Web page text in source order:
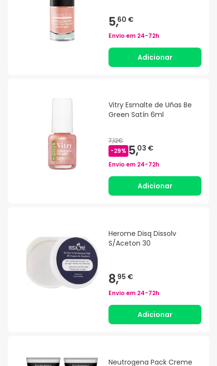
5,60 €
Envio em 24-72h
Adicionar
Vitry Esmalte de Uñas Be
Green Satín 6ml
7,12€
-29% 5,03 €
Envio em 24-72h
Adicionar
Herome Disq Dissolv
S/Aceton 30
8,95 €
Envio em 24-72h
Adicionar
Neutrogena Pack Creme